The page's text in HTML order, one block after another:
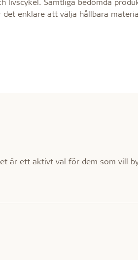
det enklare att välja hållbara
är ett aktivt val för dem som vill